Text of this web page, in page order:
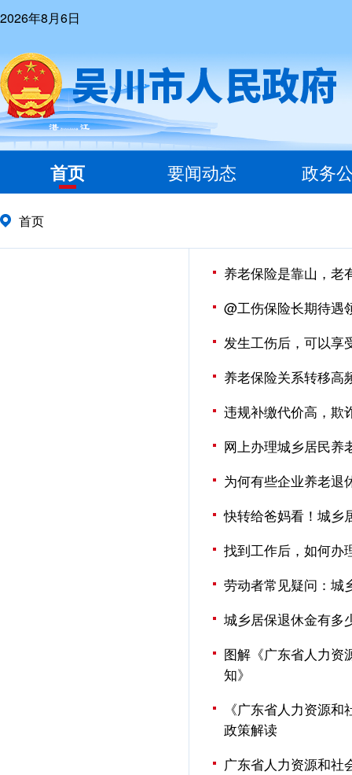
2026年8月6日
首页 要闻动态 政务
首页
养老保险是靠山，
@工伤保险长期待遇
发生工伤后，可以享
养老保险关系转移高
违规补缴代价高，欺
网上办理城乡居民养
为何有些企业养老退
快转给爸妈看！城乡
找到工作后，如何办
劳动者常见疑问：城
城乡居保退休金有多
图解《广东省人力资
知》
《广东省人力资源
政策解读
广东省人力资源和社